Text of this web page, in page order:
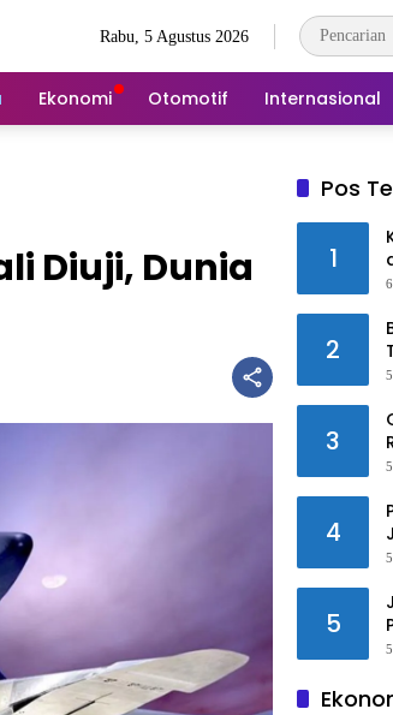
Rabu, 5 Agustus 2026
Ekonomi Otomotif Internasional
Diuji, Dunia
Pos
1
2
3
4
5